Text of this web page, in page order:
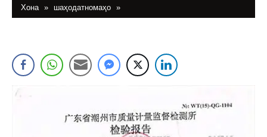
Хона » шаҳодатномаҳо »